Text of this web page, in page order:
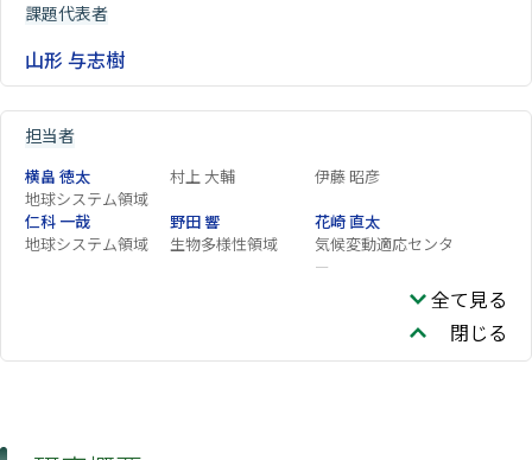
課題代表者
山形 与志樹
担当者
横畠 徳太
地球システム領域
村上 大輔
伊藤 昭彦
仁科 一哉
地球システム領域
野田 響
生物多様性領域
花崎 直太
気候変動適応センタ
ー
全て見る
閉じる